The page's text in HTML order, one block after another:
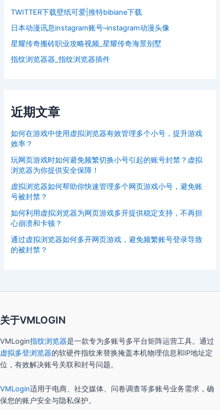
TWITTER下载壁纸可爱|推特bibiane下载
日本动漫讯息instagram账号–instagram动漫头像
星耀传奇搬砖职业攻略视频_星耀传奇海景别墅
指纹浏览器器_指纹浏览器插件
近期文章
如何在游戏中使用虚拟浏览器有效管理多个小号，提升游戏
效率？
玩网页游戏时如何避免频繁切换小号引起的账号封禁？虚拟
浏览器为你提供安全保障！
虚拟浏览器如何帮助你快速管理多个网页游戏小号，避免账
号被封禁？
如何利用虚拟浏览器为网页游戏多开提供稳定支持，不再担
心崩溃和卡顿？
通过虚拟浏览器如何多开网页游戏，避免频繁账号登录导致
的被封禁？
关于VMLOGIN
VMLogin指纹浏览器是一款专为多账号多平台矩阵运营工具。通过
虚拟多登浏览器的软硬件指纹来替换掩盖本机物理信息和IP地址定
位，有效解决账号关联和封号问题。
VMLogin适用于电商、社交媒体、问卷调查等多账号业务需求，确
保您的账户安全与隐私保护。